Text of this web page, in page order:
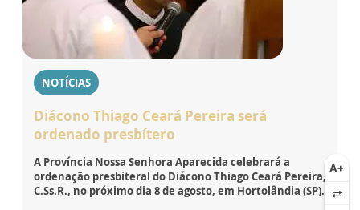
NOTÍCIAS
Diácono Thiago Ceará Pereira será
ordenado presbítero
A Província Nossa Senhora Aparecida celebrará a
ordenação presbiteral do Diácono Thiago Ceará Pereira,
C.Ss.R., no próximo dia 8 de agosto, em Hortolândia (SP).